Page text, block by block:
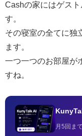
Cashの家にはゲス
す。
その寝室の全てに独
ます。
一つ一つのお部屋が
すね。
月5回ま